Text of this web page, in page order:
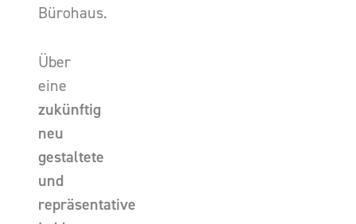
Bürohaus.
Über
eine
zukünftig
neu
gestaltete
und
repräsentative